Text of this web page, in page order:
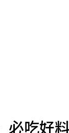
吃好